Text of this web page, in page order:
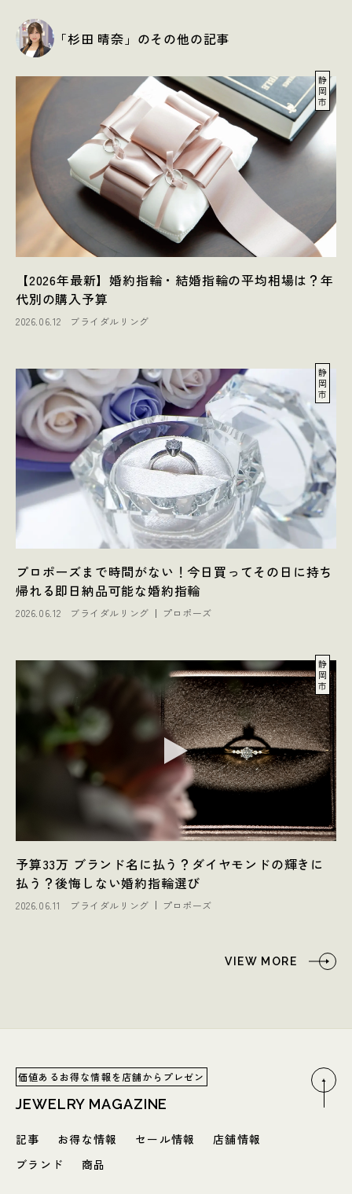
「杉田 晴奈」のその他の記事
静
岡
市
【2026年最新】婚約指輪・結婚指輪の平均相場は？年
代別の購入予算
2026.06.12 ブライダルリング
静
岡
市
プロポーズまで時間がない！今日買ってその日に持ち
帰れる即日納品可能な婚約指輪
2026.06.12 ブライダルリング プロポーズ
静
岡
市
予算33万 ブランド名に払う？ダイヤモンドの輝きに
払う？後悔しない婚約指輪選び
2026.06.11 ブライダルリング プロポーズ
VIEW MORE
価値あるお得な情報を店舗からプレゼン
JEWELRY MAGAZINE
記事 お得な情報 セール情報
店舗情報
ブランド
商品